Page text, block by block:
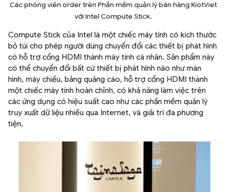
Các phóng viên order trên Phần mềm quản lý bán hàng KiotViet
với Intel Compute Stick.
Compute Stick của Intel là một chiếc máy tính có kích thước
bỏ túi cho phép người dùng chuyển đổi các thiết bị phát hình
có hỗ trợ cổng HDMI thành máy tính cá nhân. Sản phẩm này
có thể chuyển đổi bất cứ thiết bị phát hình nào như màn
hình, máy chiếu, bảng quảng cáo, hỗ trợ cổng HDMI thành
một chiếc máy tính hoàn chỉnh, có khả năng làm việc trên
các ứng dụng có hiệu suất cao như các phần mềm quản lý
truy xuất dữ liệu nhiều qua Internet, và giải trí đa phương
tiện.